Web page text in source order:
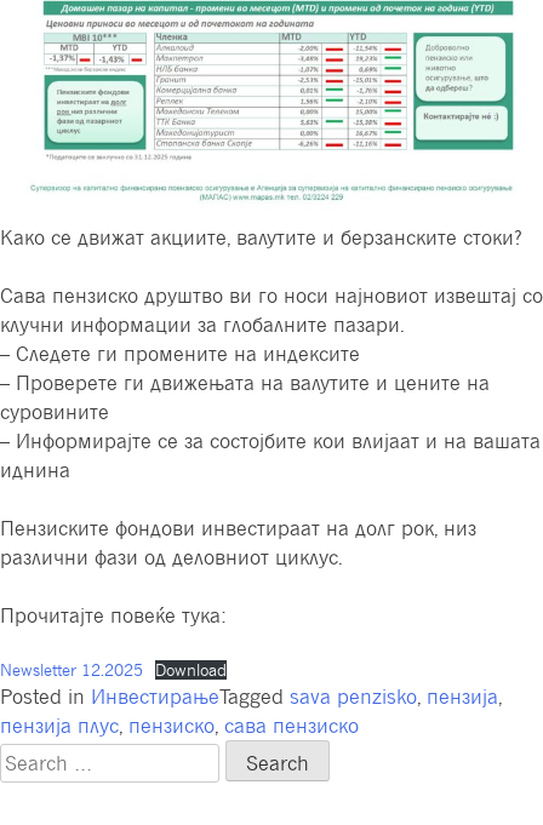
Како се движат акциите, валутите и берзанските стоки?
Сава пензиско друштво ви го носи најновиот извештај со
клучни информации за глобалните пазари.
– Следете ги промените на индексите
– Проверете ги движењата на валутите и цените на
суровините
– Информирајте се за состојбите кои влијаат и на вашата
иднина
Пензиските фондови инвестираат на долг рок, низ
различни фази од деловниот циклус.
Прoчитајте повеќе тука:
Newsletter 12.2025 Download
Posted in ИнвестирањеTagged sava penzisko пензија
пензија плус пензиско сава пензиско
Search
for: